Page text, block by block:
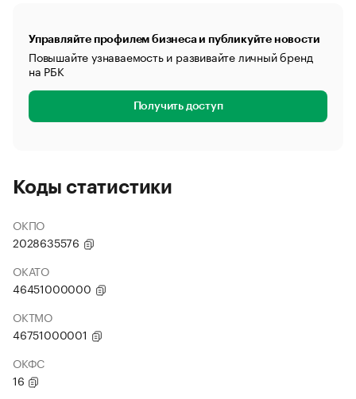
Управляйте профилем бизнеса и публикуйте новости
Повышайте узнаваемость и развивайте личный бренд
на РБК
Получить доступ
Коды статистики
ОКПО
2028635576
ОКАТО
46451000000
ОКТМО
46751000001
ОКФС
16